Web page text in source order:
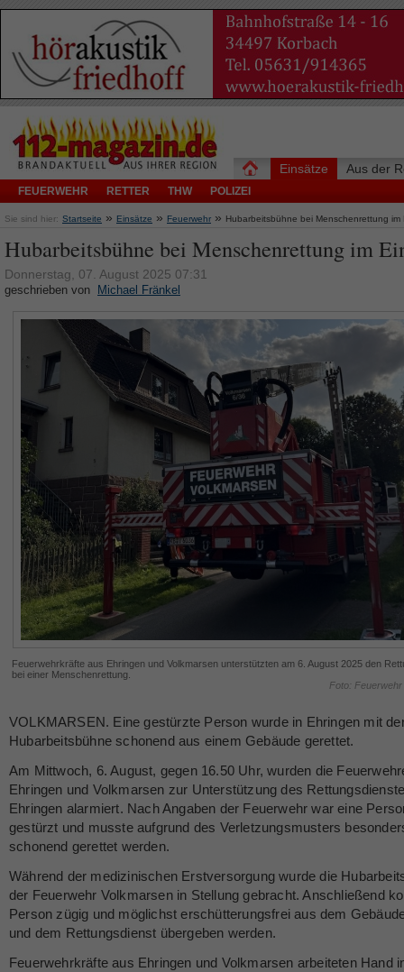
Einsätze
FEUERWEHR RETTER THW POLIZEI
Aus der
Sie sind hier: Startseite » Einsätze » Feuerwehr » Hubarbeitsbühne bei Menschenrettung im
Hubarbeitsbühne bei Menschenrettung im
Donnerstag, 07. August 2025 07:31
geschrieben von Michael Fränkel
Feuerwehrkräfte aus Ehringen und Volkmarsen unterstützten am 6. August 2025 den
bei einer Menschenrettung.
Foto:
VOLKMARSEN. Eine gestürzte Person wurde in Ehringen mit
Hubarbeitsbühne schonend aus einem Gebäude gerettet.
Am Mittwoch, 6. August, gegen 16.50 Uhr, wurden die
Ehringen und Volkmarsen zur Unterstützung des
Ehringen alarmiert. Nach Angaben der Feuerwehr war eine
gestürzt und musste aufgrund des Verletzungsmusters
schonend gerettet werden.
Während der medizinischen Erstversorgung wurde die
der Feuerwehr Volkmarsen in Stellung gebracht. Anschließend
Person zügig und möglichst erschütterungsfrei aus dem
und dem Rettungsdienst übergeben werden.
Feuerwehrkräfte aus Ehringen und Volkmarsen arbeiteten Hand